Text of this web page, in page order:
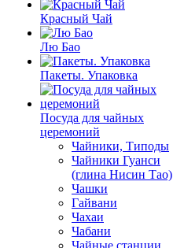
Красный Чай
Лю Бао
Пакеты. Упаковка
Посуда для чайных
церемоний
Чайники, Типоды
Чайники Гуанси
(глина Нисин Тао)
Чашки
Гайвани
Чахаи
Чабани
Чайные станции